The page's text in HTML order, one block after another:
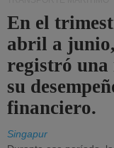
En el
abril a
registró una
su
financiero.
Singapur